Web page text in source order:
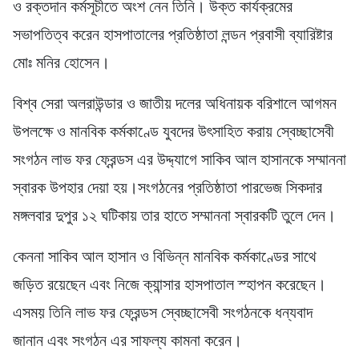
ও রক্তদান কর্মসূচীতে অংশ নেন তিনি। উক্ত কার্যক্রমের
সভাপতিত্ব করেন হাসপাতালের প্রতিষ্ঠাতা লন্ডন প্রবাসী ব্যারিষ্টার
মোঃ মনির হোসেন।
বিশ্ব সেরা অলরাউন্ডার ও জাতীয় দলের অধিনায়ক বরিশালে আগমন
উপলক্ষে ও মানবিক কর্মকাণ্ডে যুবদের উৎসাহিত করায় স্বেচ্ছাসেবী
সংগঠন লাভ ফর ফ্রেন্ডস এর উদ্দ্যাগে সাকিব আল হাসানকে সম্মাননা
স্বারক উপহার দেয়া হয়।সংগঠনের প্রতিষ্ঠাতা পারভেজ সিকদার
মঙ্গলবার দুপুর ১২ ঘটিকায় তার হাতে সম্মাননা স্বারকটি তুলে দেন।
কেননা সাকিব আল হাসান ও বিভিন্ন মানবিক কর্মকাণ্ডের সাথে
জড়িত রয়েছেন এবং নিজে ক্যান্সার হাসপাতাল স্হাপন করেছেন।
এসময় তিনি লাভ ফর ফ্রেন্ডস স্বেচ্ছাসেবী সংগঠনকে ধন্যবাদ
জানান এবং সংগঠন এর সাফল্য কামনা করেন।